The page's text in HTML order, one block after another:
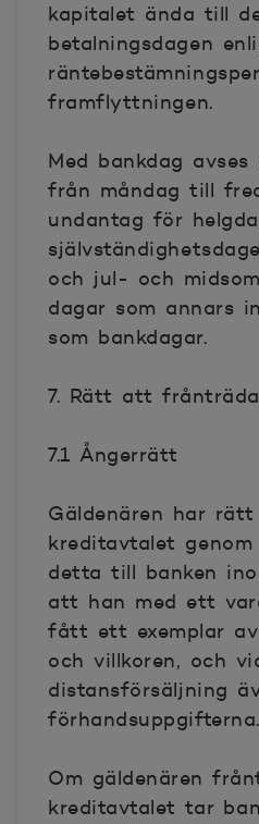
kapitalet ända till
betalningsdagen
framflyttningen.
Med bankdag
från måndag till
undantag för
och jul- och
dagar som annars
som bankdagar.
7. Rätt att
7.1 Ångerrätt
Gäldenären har
kreditavtalet
detta till banken
att han med ett
fått ett exemplar
och villkoren, och
distansförsäljning
förhandsuppgifterna.
Om gäldenären
kreditavtalet tar